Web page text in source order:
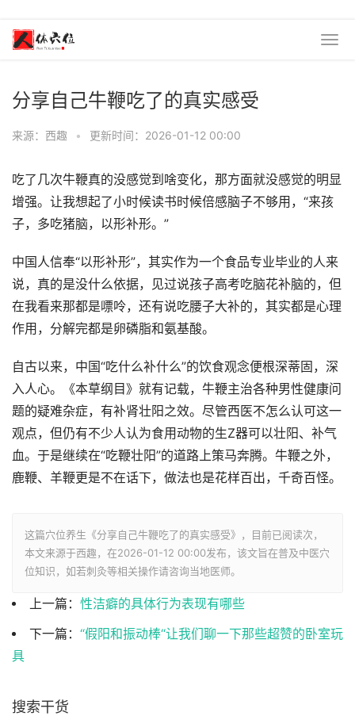
分享自己牛鞭吃了的真实感受
来源：西趣 • 更新时间：2026-01-12 00:00
吃了几次牛鞭真的没感觉到啥变化，那方面就没感觉的明显
增强。让我想起了小时候读书时候倍感脑子不够用，“来孩
子，多吃猪脑，以形补形。”
中国人信奉“以形补形”，其实作为一个食品专业毕业的人来
说，真的是没什么依据，见过说孩子高考吃脑花补脑的，但
在我看来那都是嘌呤，还有说吃腰子大补的，其实都是心理
作用，分解完都是卵磷脂和氨基酸。
自古以来，中国“吃什么补什么”的饮食观念便根深蒂固，深
入人心。《本草纲目》就有记载，牛鞭主治各种男性健康问
题的疑难杂症，有补肾壮阳之效。尽管西医不怎么认可这一
观点，但仍有不少人认为食用动物的生Z器可以壮阳、补气
血。于是继续在“吃鞭壮阳”的道路上策马奔腾。牛鞭之外，
鹿鞭、羊鞭更是不在话下，做法也是花样百出，千奇百怪。
这篇穴位养生《分享自己牛鞭吃了的真实感受》，目前已阅读次，
本文来源于西趣，在2026-01-12 00:00发布，该文旨在普及中医穴
位知识，如若刺灸等相关操作请咨询当地医师。
上一篇： 性洁癖的具体行为表现有哪些
下一篇： “假阳和振动棒“让我们聊一下那些超赞的卧室玩
具
搜索干货